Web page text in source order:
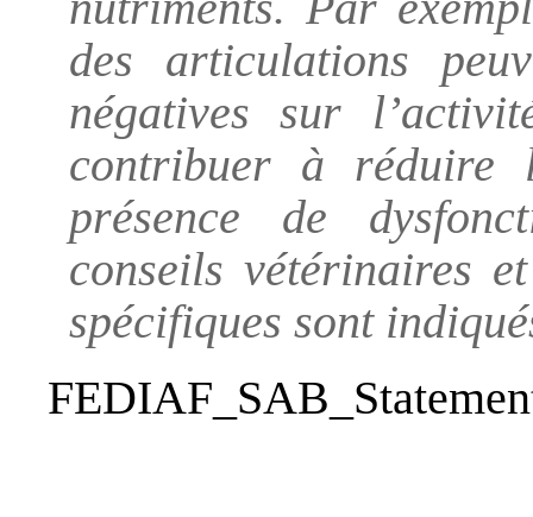
des articulations
négatives sur
contribuer à réduire
présence de
conseils vétérinaires
spécifiques sont